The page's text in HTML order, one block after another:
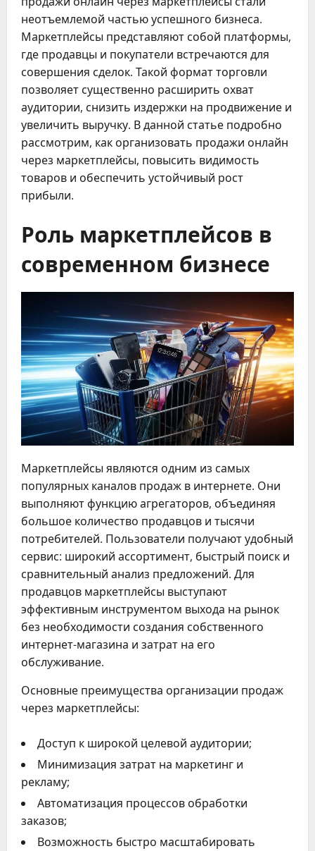
неотъемлемой частью успешного бизнеса.
Маркетплейсы представляют собой платформы,
где продавцы и покупатели встречаются для
совершения сделок. Такой формат торговли
позволяет существенно расширить охват
аудитории, снизить издержки на продвижение и
увеличить выручку. В данной статье подробно
рассмотрим, как организовать продажи онлайн
через маркетплейсы, повысить видимость
товаров и обеспечить устойчивый рост
прибыли.
Роль маркетплейсов в
современном бизнесе
Маркетплейсы являются одним из самых
популярных каналов продаж в интернете. Они
выполняют функцию агрегаторов, объединяя
большое количество продавцов и тысячи
потребителей. Пользователи получают удобный
сервис: широкий ассортимент, быстрый поиск и
сравнительный анализ предложений. Для
продавцов маркетплейсы выступают
эффективным инструментом выхода на рынок
без необходимости создания собственного
интернет-магазина и затрат на его
обслуживание.
Основные преимущества организации продаж
через маркетплейсы:
Доступ к широкой целевой аудитории;
Минимизация затрат на маркетинг и
рекламу;
Автоматизация процессов обработки
заказов;
Возможность быстро масштабировать